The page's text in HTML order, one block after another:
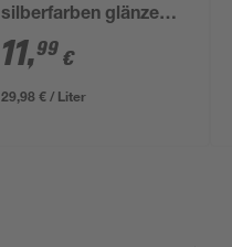
silberfarben glänzend
400 ml
11,99 €
29,98 € / Liter